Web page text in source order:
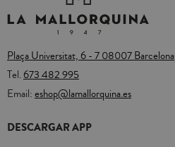
Plaça Universitat, 6 - 7 08007 Barcelona
Tel.673 482 995
Email:eshop@lamallorquina.es
DESCARGAR APP